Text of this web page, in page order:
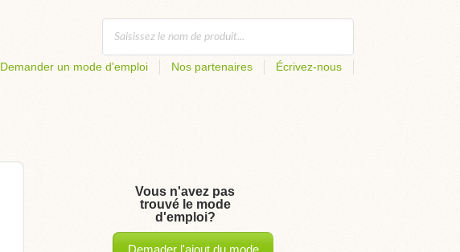
Demander un mode d'emploi Nos partenaires Écrivez-nous
Vous n'avez pas
trouvé le mode
d'emploi?
Demader l'ajout du mode